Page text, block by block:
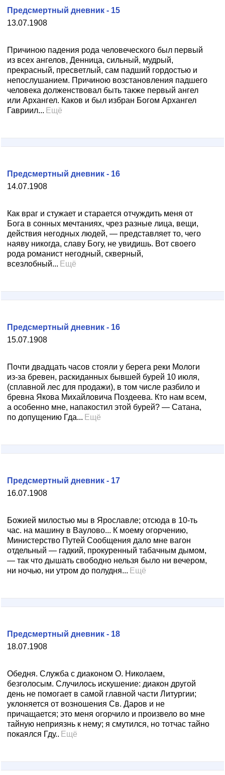
13.07.1908
Предсмертный дневник - 15
Причиною падения рода человеческого был первый
из всех ангелов, Денница, сильный, мудрый,
прекрасный, пресветлый, сам падший гордостью и
непослушанием. Причиною возстановления падшего
человека долженствовал быть также первый ангел
или Архангел. Каков и был избран Богом Архангел
Гавриил... Ещё
14.07.1908
Предсмертный дневник - 16
Как враг и стужает и старается отчуждить меня от
Бога в сонных мечтаниях, чрез разные лица, вещи,
действия негодных людей, — представляет то, чего
наяву никогда, славу Богу, не увидишь. Вот своего
рода романист негодный, скверный,
всезлобный... Ещё
15.07.1908
Предсмертный дневник - 16
Почти двадцать часов стояли у берега реки Мологи
из-за бревен, раскиданных бывшей бурей 10 июля,
(сплавной лес для продажи), в том числе разбило и
бревна Якова Михайловича Поздеева. Кто нам всем,
а особенно мне, напакостил этой бурей? — Сатана,
по допущению Гда... Ещё
16.07.1908
Предсмертный дневник - 17
Божией милостью мы в Ярославле; отсюда в 10-ть
час. на машину в Ваулово... К моему огорчению,
Министерство Путей Сообщения дало мне вагон
отдельный — гадкий, прокуренный табачным дымом,
— так что дышать свободно нельзя было ни вечером,
ни ночью, ни утром до полудня... Ещё
18.07.1908
Предсмертный дневник - 18
Обедня. Служба с диаконом О. Николаем,
безголосым. Случилось искушение: диакон другой
день не помогает в самой главной части Литургии;
уклоняется от возношения Св. Даров и не
причащается; это меня огорчило и произвело во мне
тайную неприязнь к нему; я смутился, но тотчас тайно
покаялся Гду.. Ещё